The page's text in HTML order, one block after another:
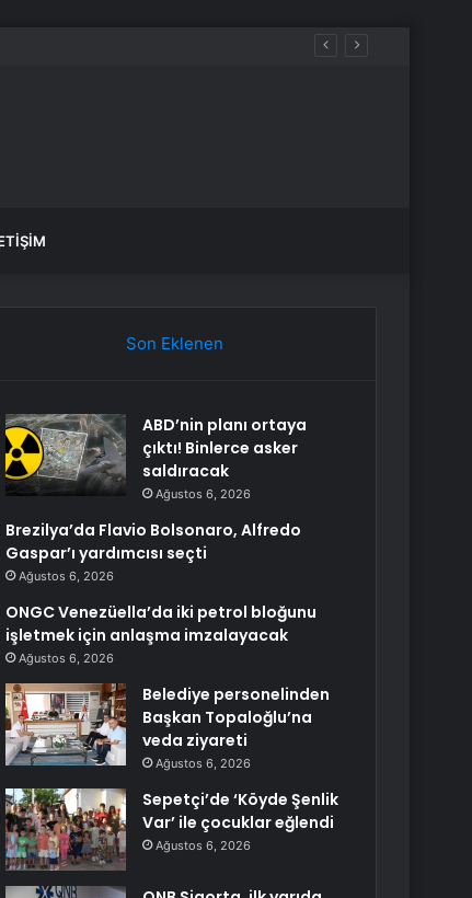
Son Eklenen
ABD’nin planı ortaya
çıktı! Binlerce asker
saldıracak
Ağustos 6, 2026
Brezilya’da Flavio Bolsonaro, Alfredo
Gaspar’ı yardımcısı seçti
Ağustos 6, 2026
ONGC Venezüella’da iki petrol bloğunu
işletmek için anlaşma imzalayacak
Ağustos 6, 2026
Belediye personelinden
Başkan Topaloğlu’na
veda ziyareti
Ağustos 6, 2026
Sepetçi’de ‘Köyde Şenlik
Var’ ile çocuklar eğlendi
Ağustos 6, 2026